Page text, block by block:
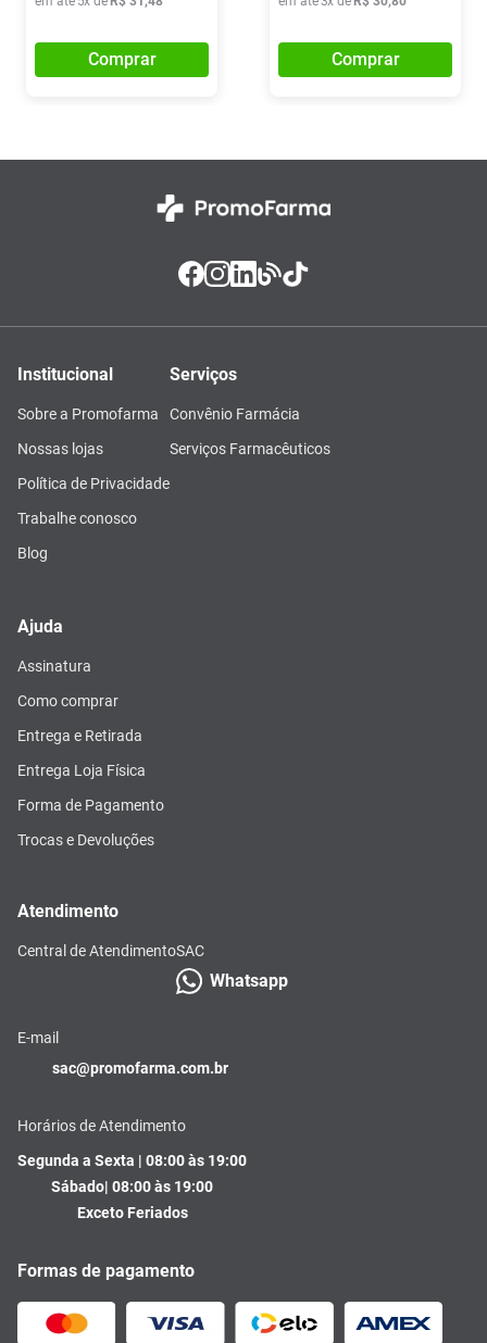
Comprar Comprar
Institucional
Sobre a Promofarma
Nossas lojas
Política de Privacidade
Trabalhe conosco
Blog
Serviços
Convênio Farmácia
Serviços Farmacêuticos
Ajuda
Assinatura
Como comprar
Entrega e Retirada
Entrega Loja Física
Forma de Pagamento
Trocas e Devoluções
Atendimento
Central de AtendimentoSAC
Whatsapp
E-mail
sac@promofarma.com.br
Horários de Atendimento
Segunda a Sexta | 08:00 às 19:00
Sábado| 08:00 às 19:00
Exceto Feriados
Formas de pagamento